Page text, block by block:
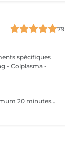
79
spécifiques
- Colplasma -
Chaque séance de solarium à une dure de maximum 20 minutes. Possibilité de prendre une douche.